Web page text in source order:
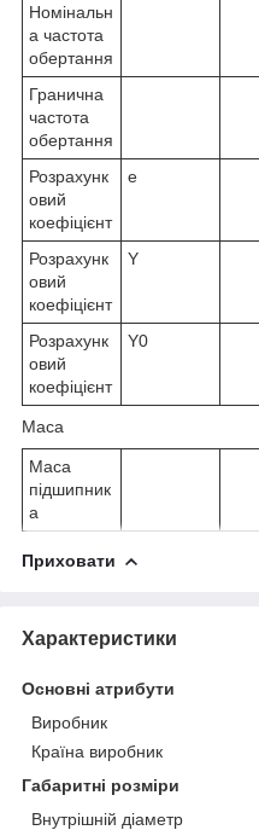
Номінальн
а частота
обертання
Гранична
частота
обертання
Розрахунк
овий
коефіцієнт
e
Розрахунк
овий
коефіцієнт
Y
Розрахунк
овий
коефіцієнт
Y0
Маса
Маса
підшипник
а
Приховати
Характеристики
Основні атрибути
Виробник
Країна виробник
Габаритні розміри
Внутрішній діаметр